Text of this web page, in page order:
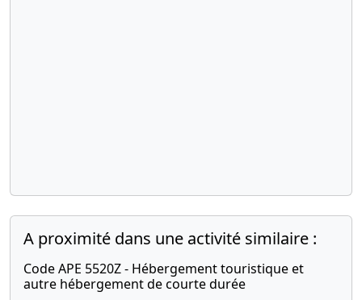
A proximité dans une activité similaire :
Code APE 5520Z - Hébergement touristique et
autre hébergement de courte durée